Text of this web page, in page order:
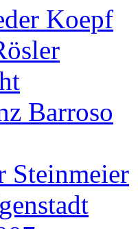
Koepf
Barroso
Steinmeier